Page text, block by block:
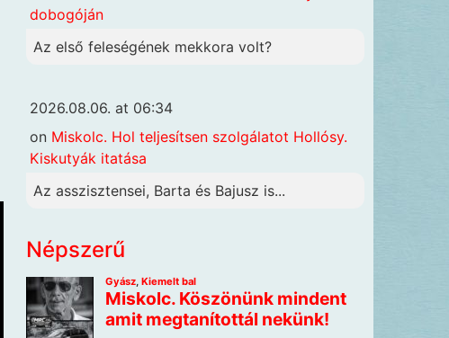
dobogóján
Az első feleségének mekkora volt?
2026.08.06. at 06:34
on Miskolc. Hol teljesítsen szolgálatot Hollósy.
Kiskutyák itatása
Az asszisztensei, Barta és Bajusz is...
Népszerű